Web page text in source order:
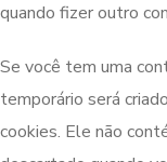
quando fizer outro
Se você tem uma
temporário será
cookies. Ele não